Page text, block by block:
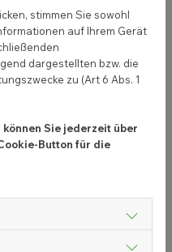
Bildern
Ordnung im
Instrument oder
Geschäft passt
anspricht.
nicht nur eine
verdienen. Du
Kunden in
stimmen Sie sowohl
auf Ihrem Gerät
dargestellten bzw. die
zu (Art 6 Abs. 1
Sie jederzeit über
Button für die